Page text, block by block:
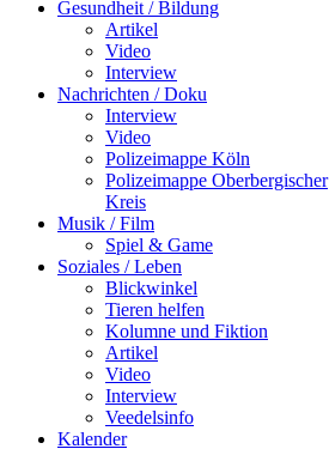
Gesundheit / Bildung
Artikel
Video
Interview
Nachrichten / Doku
Interview
Video
Polizeimappe Köln
Polizeimappe Oberbergischer
Kreis
Musik / Film
Spiel & Game
Soziales / Leben
Blickwinkel
Tieren helfen
Kolumne und Fiktion
Artikel
Video
Interview
Veedelsinfo
Kalender